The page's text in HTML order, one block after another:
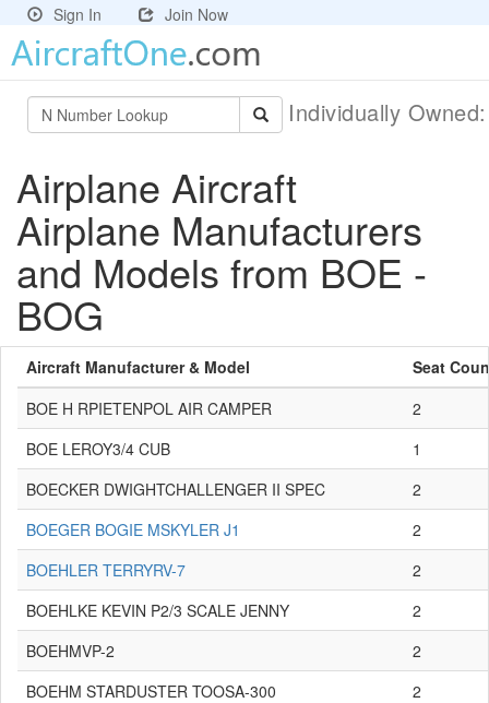
Sign In Join Now
Individually
Airplane Aircraft
Airplane Manufacturers
and Models from BOE -
BOG
Aircraft Manufacturer & Model
Seat
BOE H RPIETENPOL AIR CAMPER
2
BOE LEROY3/4 CUB
1
BOECKER DWIGHTCHALLENGER II SPEC
2
BOEGER BOGIE MSKYLER J1
2
BOEHLER TERRYRV-7
2
BOEHLKE KEVIN P2/3 SCALE JENNY
2
BOEHMVP-2
2
BOEHM STARDUSTER TOOSA-300
2